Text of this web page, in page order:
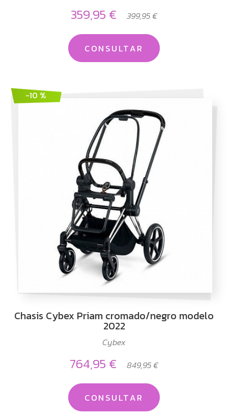
359,95 € 399,95 €
CONSULTAR
Chasis Cybex Priam cromado/negro modelo
2022
Cybex
764,95 € 849,95 €
CONSULTAR
-10 %